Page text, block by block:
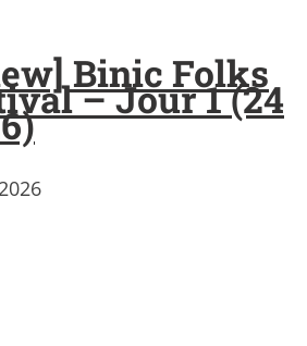
Binic Folks
– Jour 1 (24